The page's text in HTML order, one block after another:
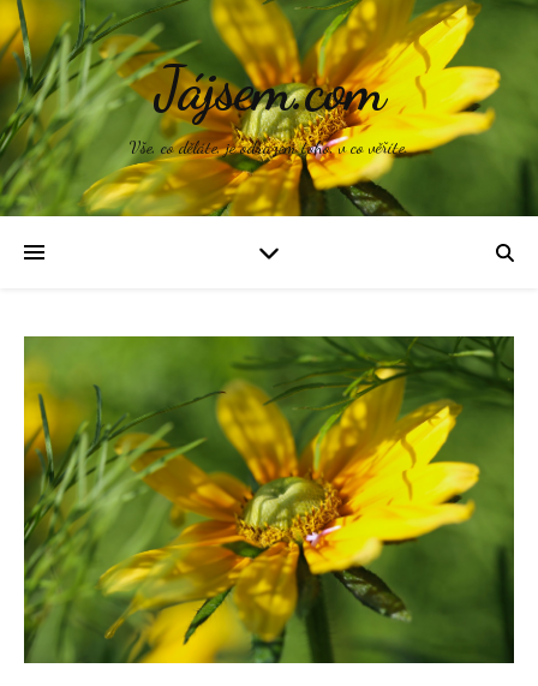
Jájsem.com
Vše, co děláte, je odrazem toho, v co věříte.